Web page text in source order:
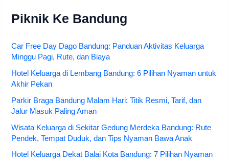
Piknik Ke Bandung
Car Free Day Dago Bandung: Panduan Aktivitas Keluarga
Minggu Pagi, Rute, dan Biaya
Hotel Keluarga di Lembang Bandung: 6 Pilihan Nyaman untuk
Akhir Pekan
Parkir Braga Bandung Malam Hari: Titik Resmi, Tarif, dan
Jalur Masuk Paling Aman
Wisata Keluarga di Sekitar Gedung Merdeka Bandung: Rute
Pendek, Tempat Duduk, dan Tips Nyaman Bawa Anak
Hotel Keluarga Dekat Balai Kota Bandung: 7 Pilihan Nyaman